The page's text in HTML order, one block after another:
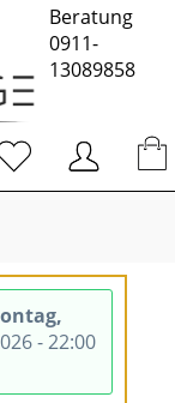
Beratung
0911-
13089858
- 22:00